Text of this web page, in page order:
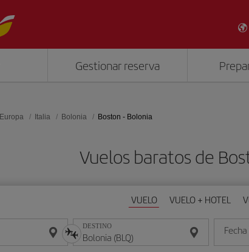
Gestionar reserva
Europa Italia Bolonia Boston - Bolonia
Vuelos baratos de
VUELO VUELO + HOTEL
DESTINO